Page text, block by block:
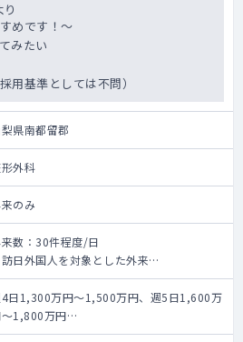
めです！～
みたい
用基準としては不問）
県南都留郡
外科
のみ
数：30件程度/日
訪日外国人を対象とした外来
ンライン診療
診(状況により対応の可能性あり)
険診療としての一般的な総合診療
日1,300万円～1,500万円、週5日1,600万
1,800万円
事報酬含む。